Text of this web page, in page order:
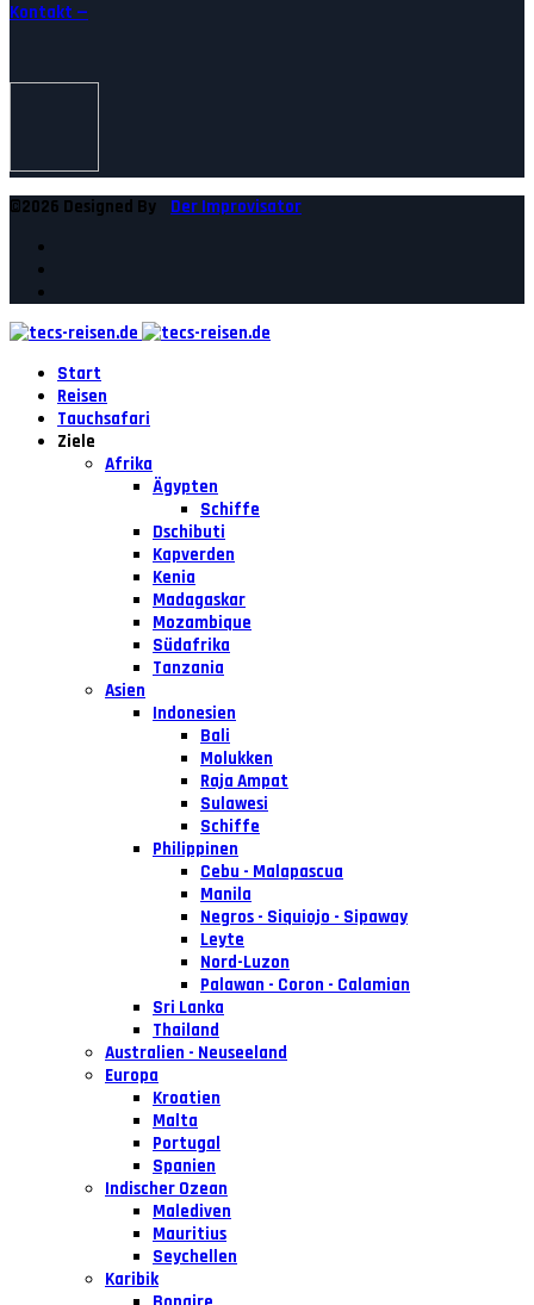
Kontakt —
©2026 Designed By Der Improvisator
Start
Reisen
Tauchsafari
Ziele
Afrika
Ägypten
Schiffe
Dschibuti
Kapverden
Kenia
Madagaskar
Mozambique
Südafrika
Tanzania
Asien
Indonesien
Bali
Molukken
Raja Ampat
Sulawesi
Schiffe
Philippinen
Cebu - Malapascua
Manila
Negros - Siquiojo - Sipaway
Leyte
Nord-Luzon
Palawan - Coron - Calamian
Sri Lanka
Thailand
Australien - Neuseeland
Europa
Kroatien
Malta
Portugal
Spanien
Indischer Ozean
Malediven
Mauritius
Seychellen
Karibik